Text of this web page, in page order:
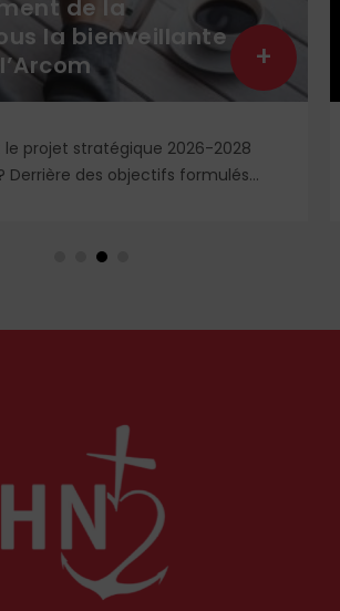
de la
la bienveillante
le projet stratégique 2026-2028
Derrière des objectifs formulés
système liberticide de
+